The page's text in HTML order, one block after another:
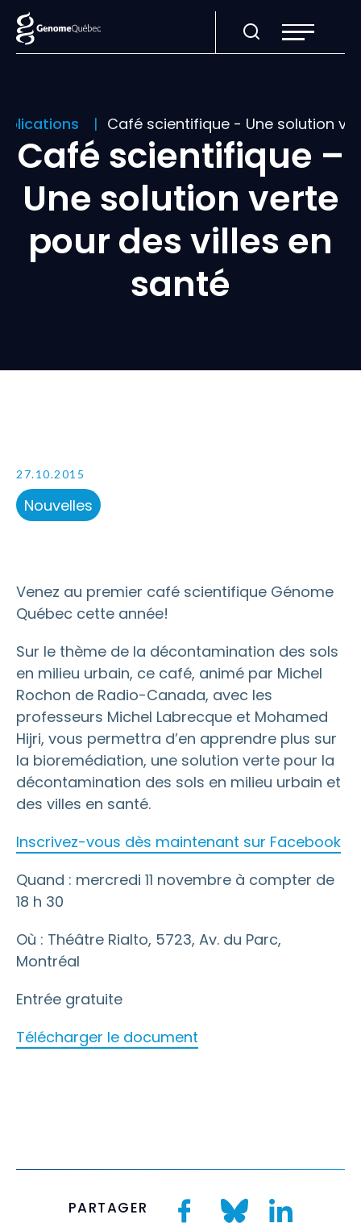
la
navigation
du
Café scientifique - Une solution
Café scientifique –
Une solution verte
pour des villes en
santé
27.10.2015
Nouvelles
Venez au premier café scientifique Génome
Québec cette année!
Sur le thème de la décontamination des sols
en milieu urbain, ce café, animé par Michel
Rochon de Radio-Canada, avec les
professeurs Michel Labrecque et Mohamed
Hijri, vous permettra d’en apprendre plus sur
la bioremédiation, une solution verte pour la
décontamination des sols en milieu urbain et
des villes en santé.
Inscrivez-vous dès maintenant sur Facebook
Quand : mercredi 11 novembre à compter de
18 h 30
Où : Théâtre Rialto, 5723, Av. du Parc,
Montréal
Entrée gratuite
Télécharger le document
PARTAGER